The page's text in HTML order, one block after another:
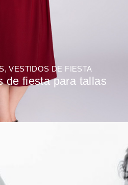
,VESTIDOS DE FIESTA
de fiesta para tallas